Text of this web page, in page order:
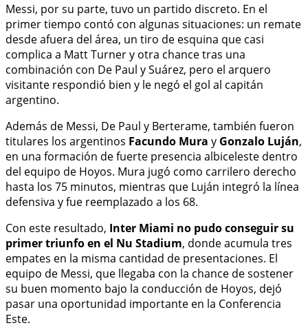
Messi, por su parte, tuvo un partido discreto. En el
primer tiempo contó con algunas situaciones: un remate
desde afuera del área, un tiro de esquina que casi
complica a Matt Turner y otra chance tras una
combinación con De Paul y Suárez, pero el arquero
visitante respondió bien y le negó el gol al capitán
argentino.
Además de Messi, De Paul y Berterame, también fueron
titulares los argentinos Facundo Mura y Gonzalo Luján,
en una formación de fuerte presencia albiceleste dentro
del equipo de Hoyos. Mura jugó como carrilero derecho
hasta los 75 minutos, mientras que Luján integró la línea
defensiva y fue reemplazado a los 68.
Con este resultado, Inter Miami no pudo conseguir su
primer triunfo en el Nu Stadium, donde acumula tres
empates en la misma cantidad de presentaciones. El
equipo de Messi, que llegaba con la chance de sostener
su buen momento bajo la conducción de Hoyos, dejó
pasar una oportunidad importante en la Conferencia
Este.